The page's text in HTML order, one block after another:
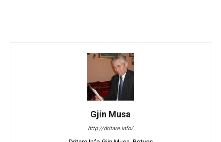
Gjin Musa
http://dritare.info/